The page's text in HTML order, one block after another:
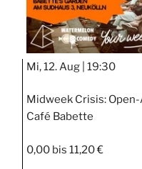
Mi, 12. Aug | 19:30
Midweek Crisis:
Café Babette
0,00 bis 11,20 €